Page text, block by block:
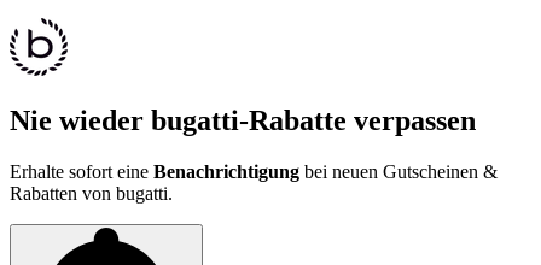
Nie wieder bugatti-Rabatte verpassen
Erhalte sofort eine Benachrichtigung bei neuen Gutscheinen &
Rabatten von bugatti.